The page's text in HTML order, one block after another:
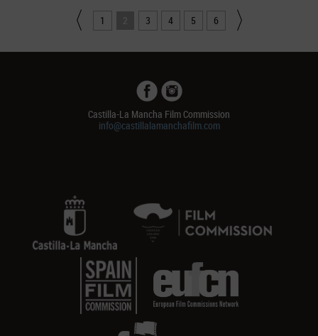
1 2 3 4 5 6
Castilla-La Mancha Film Commission
info@castillalamanchafilm.com